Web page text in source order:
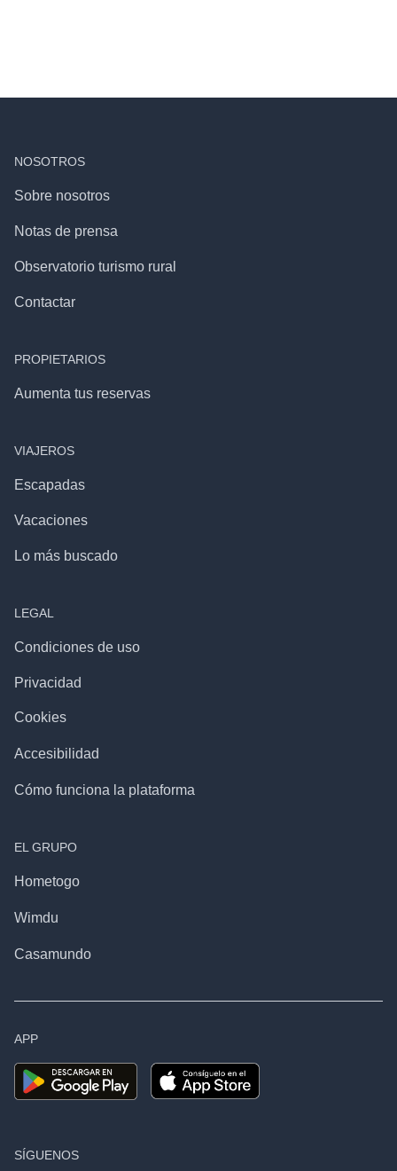
NOSOTROS
Sobre nosotros
Notas de prensa
Observatorio turismo rural
Contactar
PROPIETARIOS
Aumenta tus reservas
VIAJEROS
Escapadas
Vacaciones
Lo más buscado
LEGAL
Condiciones de uso
Privacidad
Cookies
Accesibilidad
Cómo funciona la plataforma
EL GRUPO
Hometogo
Wimdu
Casamundo
APP
SÍGUENOS